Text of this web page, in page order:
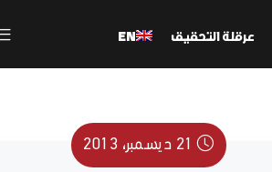
عرقلة التحقيق EN
21 ديسمبر، 2013